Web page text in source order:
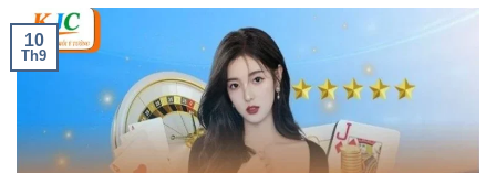
10
Th9